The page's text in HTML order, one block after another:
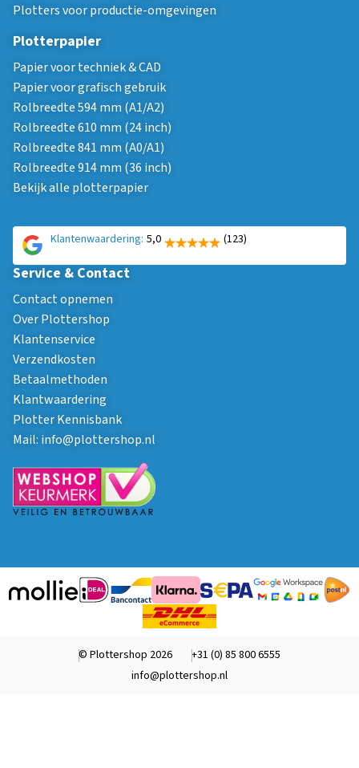
Plotters voor productie-omgevingen
Plotterpapier
Papier voor techniek & CAD
Papier voor grafisch gebruik
Rolbreedte 594 mm (A1/A2)
Rolbreedte 610 mm (24 inch)
Rolbreedte 841 mm (A0/A1)
Rolbreedte 914 mm (36 inch)
Bekijk alle plotterpapier
Klantenwaardering: 5,0 (123)
Service & Contact
Contact opnemen
Over Plottershop
Klantenservice
Verzendkosten
Betaalmethoden
Klantwaardering
Plotter Kennisbank
Mail: info@plottershop.nl
© Plottershop 2026
+31 (0) 85 800 6555
info@plottershop.nl